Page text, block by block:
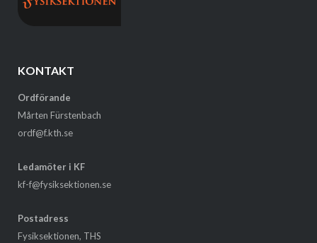
KONTAKT
Ordförande
Mårten Fürstenbach
ordf@f.kth.se
Ledamöter i KF
kf-f@fysiksektionen.se
Postadress
Fysiksektionen, THS